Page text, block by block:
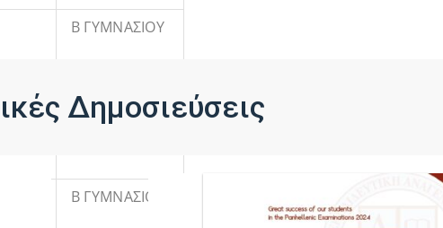
Β ΓΥΜΝΑΣΙΟΥ
Β ΓΥΜΝΑΣΙΟΥ
Δημοσιεύσεις